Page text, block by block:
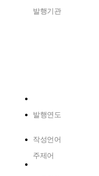
발행기관
발행연도
작성언어
주제어